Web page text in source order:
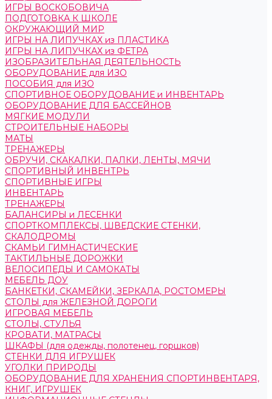
ИГРЫ ВОСКОБОВИЧА
ПОДГОТОВКА К ШКОЛЕ
ОКРУЖАЮЩИЙ МИР
ИГРЫ НА ЛИПУЧКАХ из ПЛАСТИКА
ИГРЫ НА ЛИПУЧКАХ из ФЕТРА
ИЗОБРАЗИТЕЛЬНАЯ ДЕЯТЕЛЬНОСТЬ
ОБОРУДОВАНИЕ для ИЗО
ПОСОБИЯ для ИЗО
СПОРТИВНОЕ ОБОРУДОВАНИЕ и ИНВЕНТАРЬ
ОБОРУДОВАНИЕ ДЛЯ БАССЕЙНОВ
МЯГКИЕ МОДУЛИ
СТРОИТЕЛЬНЫЕ НАБОРЫ
МАТЫ
ТРЕНАЖЕРЫ
ОБРУЧИ, СКАКАЛКИ, ПАЛКИ, ЛЕНТЫ, МЯЧИ
СПОРТИВНЫЙ ИНВЕНТРЬ
СПОРТИВНЫЕ ИГРЫ
ИНВЕНТАРЬ
ТРЕНАЖЕРЫ
БАЛАНСИРЫ и ЛЕСЕНКИ
СПОРТКОМПЛЕКСЫ, ШВЕДСКИЕ СТЕНКИ,
СКАЛОДРОМЫ
СКАМЬИ ГИМНАСТИЧЕСКИЕ
ТАКТИЛЬНЫЕ ДОРОЖКИ
ВЕЛОСИПЕДЫ И САМОКАТЫ
МЕБЕЛЬ ДОУ
БАНКЕТКИ, СКАМЕЙКИ, ЗЕРКАЛА, РОСТОМЕРЫ
СТОЛЫ для ЖЕЛЕЗНОЙ ДОРОГИ
ИГРОВАЯ МЕБЕЛЬ
СТОЛЫ, СТУЛЬЯ
КРОВАТИ, МАТРАСЫ
ШКАФЫ (для одежды, полотенец, горшков)
СТЕНКИ ДЛЯ ИГРУШЕК
УГОЛКИ ПРИРОДЫ
ОБОРУДОВАНИЕ ДЛЯ ХРАНЕНИЯ СПОРТИНВЕНТАРЯ,
КНИГ, ИГРУШЕК